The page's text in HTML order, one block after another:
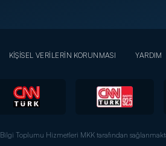
KİŞİSEL VERİLERİN KORUNMASI YARDIM
Bilgi Toplumu Hizmetleri MKK tarafından